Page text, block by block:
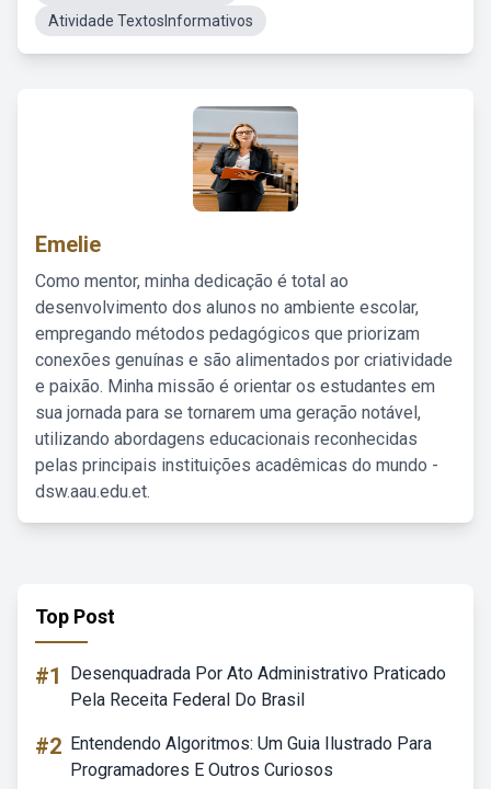
Atividade TextosInformativos
Emelie
Como mentor, minha dedicação é total ao
desenvolvimento dos alunos no ambiente escolar,
empregando métodos pedagógicos que priorizam
conexões genuínas e são alimentados por criatividade
e paixão. Minha missão é orientar os estudantes em
sua jornada para se tornarem uma geração notável,
utilizando abordagens educacionais reconhecidas
pelas principais instituições acadêmicas do mundo -
dsw.aau.edu.et.
Top Post
#1
Desenquadrada Por Ato Administrativo Praticado
Pela Receita Federal Do Brasil
#2 Entendendo Algoritmos: Um Guia Ilustrado Para
Programadores E Outros Curiosos